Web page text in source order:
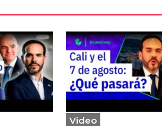
Video